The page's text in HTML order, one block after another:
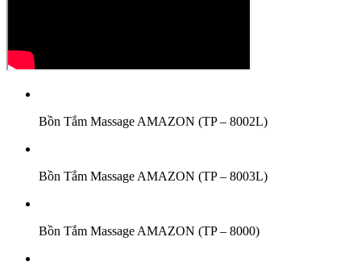
Bồn Tắm Massage AMAZON (TP – 8002L)
Bồn Tắm Massage AMAZON (TP – 8003L)
Bồn Tắm Massage AMAZON (TP – 8000)